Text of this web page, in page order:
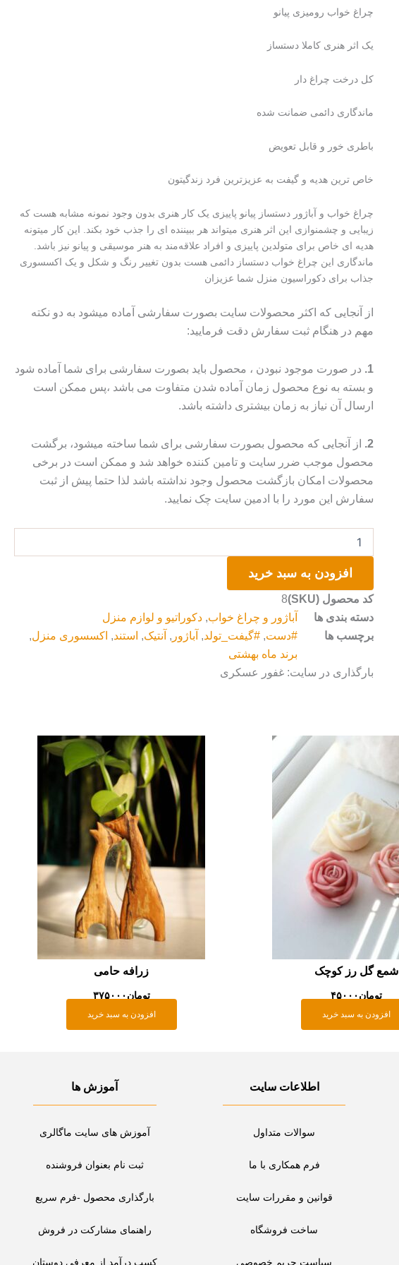
چراغ خواب رومیزی پیانو
یک اثر هنری کاملا دستساز
کل درخت چراغ دار
ماندگاری دائمی ضمانت شده
باطری خور و قابل تعویض
خاص ترین هدیه و گیفت به عزیزترین فرد زندگیتون
چراغ خواب و آباژور دستساز پیانو پاییزی یک کار هنری بدون وجود نمونه مشابه هست که
زیبایی و چشمنوازی این اثر هنری میتواند هر ببیننده ای را جذب خود بکند. این کار میتونه
هدیه ای خاص برای متولدین پاییزی و افراد علاقه‌مند به هنر موسیقی و پیانو نیز باشد.
ماندگاری این چراغ خواب دستساز دائمی هست بدون تغییر رنگ و شکل و یک اکسسوری
جذاب برای دکوراسیون منزل شما عزیزان
از آنجایی که اکثر محصولات سایت بصورت سفارشی آماده میشود به دو نکته
مهم در هنگام ثبت سفارش دقت فرمایید:
1. در صورت موجود نبودن ، محصول باید بصورت سفارشی برای شما آماده شود
و بسته به نوع محصول زمان آماده شدن متفاوت می باشد ،پس ممکن است
ارسال آن نیاز به زمان بیشتری داشته باشد.
2.
از آنجایی که محصول بصورت سفارشی برای شما ساخته میشود، برگشت
محصول موجب ضرر سایت و تامین کننده خواهد شد و ممکن است در برخی
محصولات امکان بازگشت محصول وجود نداشته باشد لذا حتما پیش از ثبت
سفارش این مورد را با ادمین سایت چک نمایید.
خواب
پیانو
عدد
افزودن به سبد خرید
کد محصول (SKU)
8
دسته بندی ها
آباژور و چراغ خواب,دکوراتیو و لوازم منزل
برچسب ها
#دست,#گیفت_تولد, آباژور , آنتیک, استند, اکسسوری منزل,
برند ماه بهشتی
بارگذاری در سایت: غفور عسکری
شمع گل رز کوچک
تومان۴۵۰۰۰
افزودن به سبد خرید
زرافه حامی
تومان۳۷۵۰۰۰
افزودن به سبد خرید
اطلاعات سایت
سوالات متداول
فرم همکاری با ما
قوانین و مقررات سایت
ساخت فروشگاه
سیاست حریم خصوصی
آموزش ها
آموزش های سایت ماگالری
ثبت نام بعنوان فروشنده
بارگذاری محصول -فرم سریع
راهنمای مشارکت در فروش
کسب درآمد از معرفی دوستان